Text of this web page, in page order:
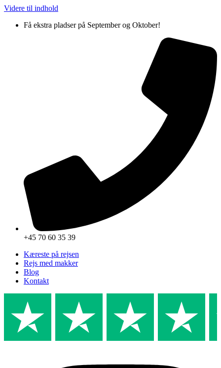
Videre til indhold
Få ekstra pladser på September og Oktober!
+45 70 60 35 39
Kæreste på rejsen
Rejs med makker
Blog
Kontakt